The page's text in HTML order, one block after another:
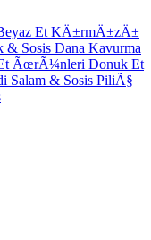
Et KÄ±rmÄ±zÄ±
& Sosis Dana Kavurma
ÃœrÃ¼nleri Donuk Et
Salam & Sosis PiliÃ§